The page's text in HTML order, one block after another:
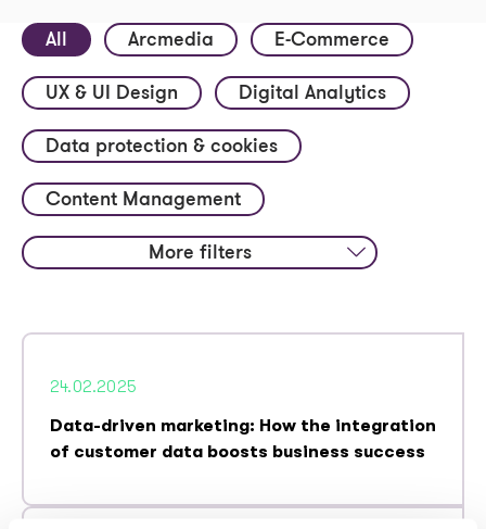
Header menu (EN)
Contact Jobs
All Arcmedia
E-Commerce
UX & UI Design
Digital Analytics
Data protection & cookies
Content Management
More filters
Automation
24.02.2025
Data-driven marketing: How the integration
of customer data boosts business success